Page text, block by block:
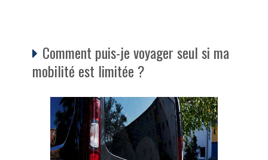
Comment puis-je voyager seul si ma
mobilité est limitée ?